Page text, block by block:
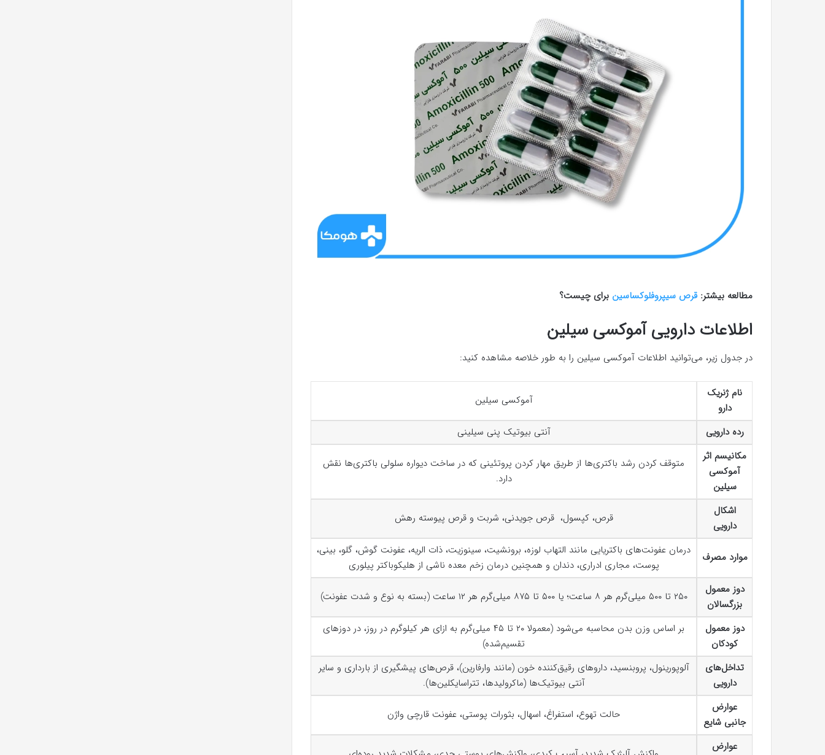
مطالعه بیشتر: قرص سیپروفلوکساسین برای چیست؟
اطلاعات دارویی آموکسی سیلین
در جدول زیر، می‌توانید اطلاعات آموکسی سیلین را به طور خلاصه مشاهده کنید:
نام ژنریک
دارو
آموکسی سیلین
رده دارویی
آنتی بیوتیک پنی سیلینی
مکانیسم اثر
آموکسی
سیلین
متوقف کردن رشد باکتری‌ها از طریق مهار کردن پروتئینی که در ساخت دیواره سلولی باکتری‌ها نقش
دارد.
اشکال
دارویی
قرص، کپسول، قرص جویدنی، شربت و قرص پیوسته رهش
موارد مصرف
درمان عفونت‌های باکتریایی مانند التهاب لوزه، برونشیت، سینوزیت، ذات الریه، عفونت گوش، گلو، بینی،
پوست، مجاری ادراری، دندان و همچنین درمان زخم معده ناشی از هلیکوباکتر پیلوری
دوز معمول
بزرگسالان
۲۵۰ تا ۵۰۰ میلی‌گرم هر ۸ ساعت؛ یا ۵۰۰ تا ۸۷۵ میلی‌گرم هر ۱۲ ساعت (بسته به نوع و شدت عفونت)
دوز معمول
کودکان
بر اساس وزن بدن محاسبه می‌شود (معمولا ۲۰ تا ۴۵ میلی‌گرم به ازای هر کیلوگرم در روز، در دوزهای
تقسیم‌شده)
تداخل‌های
دارویی
آلوپورینول، پروبنسید، داروهای رقیق‌کننده خون (مانند وارفارین)، قرص‌های پیشگیری از بارداری و سایر
آنتی بیوتیک‌ها (ماکرولیدها، تتراسایکلین‌ها).
عوارض
جانبی شایع
حالت تهوع، استفراغ، اسهال، بثورات پوستی، عفونت قارچی واژن
عوارض